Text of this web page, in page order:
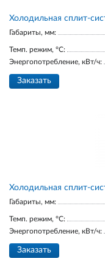
Холодильная сплит-
Габариты, мм:
Темп. режим, °С:
Энергопотребление, кВт/ч:
Заказать
Холодильная сплит-
Габариты, мм:
Темп. режим, °С:
Энергопотребление, кВт/ч:
Заказать